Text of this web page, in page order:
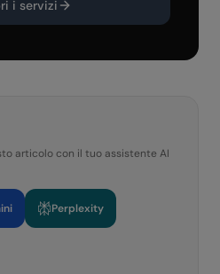
i servizi
articolo con il tuo assistente AI
Perplexity